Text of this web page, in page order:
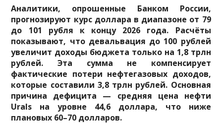
Аналитики, опрошенные Банком России,
прогнозируют курс доллара в диапазоне от 79
до 101 рубля к концу 2026 года. Расчёты
показывают, что девальвация до 100 рублей
увеличит доходы бюджета только на 1,8 трлн
рублей. Эта сумма не компенсирует
фактические потери нефтегазовых доходов,
которые составили 3,8 трлн рублей. Основная
причина дефицита — средняя цена нефти
Urals на уровне 44,6 доллара, что ниже
плановых 60–70 долларов.